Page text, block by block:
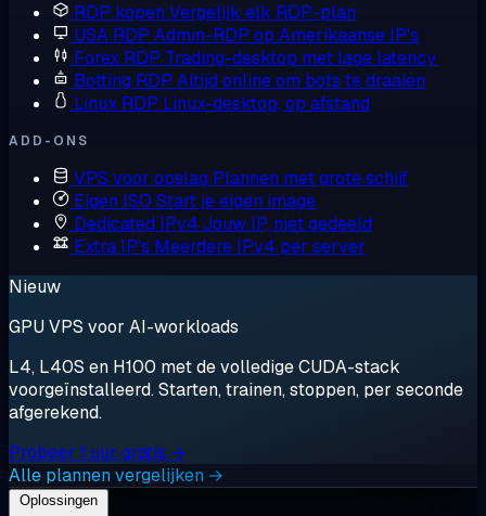
RDP kopen Vergelijk elk RDP-plan
USA RDP Admin-RDP op Amerikaanse IP's
Forex RDP Trading-desktop met lage latency
Botting RDP Altijd online om bots te draaien
Linux RDP Linux-desktop, op afstand
ADD-ONS
VPS voor opslag Plannen met grote schijf
Eigen ISO Start je eigen image
Dedicated IPv4 Jouw IP, niet gedeeld
Extra IP's Meerdere IPv4 per server
Nieuw
GPU VPS voor AI-workloads
L4, L40S en H100 met de volledige CUDA-stack
voorgeïnstalleerd. Starten, trainen, stoppen, per seconde
afgerekend.
Probeer 1 uur gratis →
Alle plannen vergelijken →